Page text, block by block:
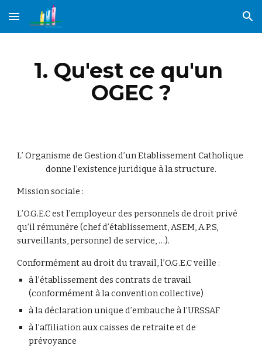
Skip to main content Skip to navigation
1. Qu'est ce qu'un
OGEC ?
L’ Organisme de Gestion d’un Etablissement Catholique
donne l’existence juridique à la structure.
Mission sociale :
L’O.G.E.C est l’employeur des personnels de droit privé
qu’il rémunère (chef d’établissement, ASEM, A.P.S,
surveillants, personnel de service, …).
Conformément au droit du travail, l’O.G.E.C veille :
à l’établissement des contrats de travail
(conformément à la convention collective)
à la déclaration unique d’embauche à l’URSSAF
à l’affiliation aux caisses de retraite et de
prévoyance